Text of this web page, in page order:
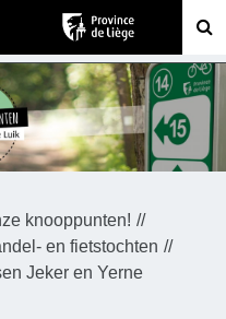
knooppunten!
en fietstochten
Jeker en Yerne